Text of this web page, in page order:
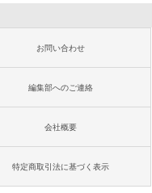
お問い合わせ
編集部へのご連絡
会社概要
特定商取引法に基づく表示